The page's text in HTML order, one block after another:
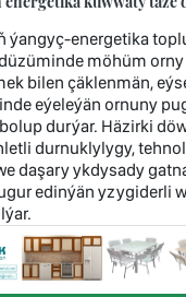
ýangyç-energetika
möhüm orny
bilen çäklenmän,
eýeleýän ornuny
durýar. Häzirki
durnuklylygy,
daşary ykdysady
edinýän yzygiderli